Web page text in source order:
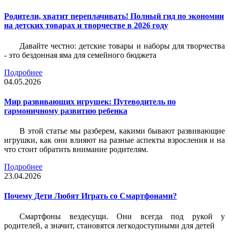
Родители, хватит переплачивать! Полный гид по экономии
на детских товарах и творчестве в 2026 году
Давайте честно: детские товары и наборы для творчества
- это бездонная яма для семейного бюджета
Подробнее
04.05.2026
Мир развивающих игрушек: Путеводитель по
гармоничному развитию ребенка
В этой статье мы разберем, какими бывают развивающие
игрушки, как они влияют на разные аспекты взросления и на
что стоит обратить внимание родителям.
Подробнее
23.04.2026
Почему Дети Любят Играть со Смартфонами?
Смартфоны вездесущи. Они всегда под рукой у
родителей, а значит, становятся легкодоступными для детей